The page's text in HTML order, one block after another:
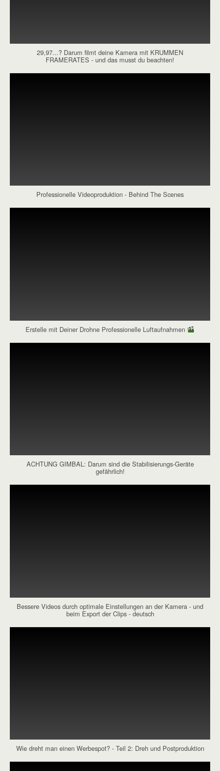
29,97...? Darum filmt deine Kamera mit KRUMMEN
FRAMERATES - und das musst du beachten!
Professionelle Videoproduktion - Behind The Scenes
Erstelle mit Deiner Drohne Professionelle Luftaufnahmen
ACHTUNG GIMBAL: Darum sind die Stabilisierungs-Geräte
gefährlich!
Bessere Videos durch optimale Einstellungen an der Kamera - und
beim Export der Clips - deutsch
Wie dreht man einen Werbespot? - Teil 2: Dreh und Postproduktion